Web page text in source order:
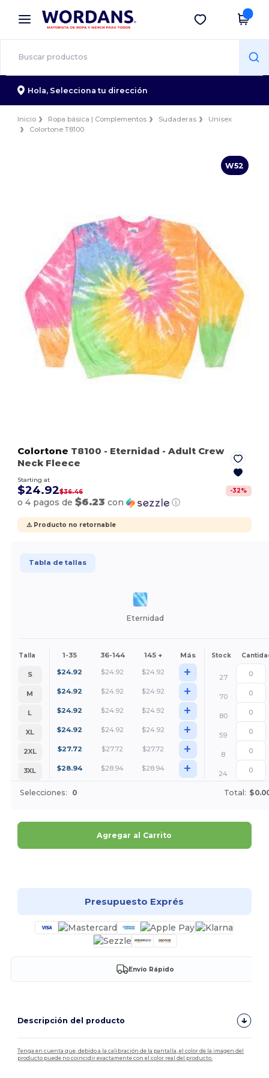
× App de Wordans
¡Mejores precios en app!
Descargar app
Hola, Selecciona tu dirección
Inicio Ropa básica | Complementos Sudaderas
Unisex
Colortone T8100
W52
Colortone T8100 - Eternidad - Adult Crew
Neck Fleece
Starting at
$24.92$36.46 -32%
o 4 pagos de$6.23 con ⓘ
⚠️ Producto no retornable
Tabla de tallas
Eternidad
Talla 1-35 36-144 145 + Más Stock
S $24.92 $24.92 $24.92 +
27
M
$24.92 $24.92 $24.92 +
70
L
$24.92 $24.92 $24.92 +
80
XL
$24.92 $24.92 $24.92 +
59
2XL
$27.72 $27.72 $27.72 +
8
3XL
$28.94 $28.94 $28.94 + 24
Selecciones: 0 Total:
Agregar al Carrito
Presupuesto Exprés
Envío Rápido
Descripción del producto
Tenga en cuenta que, debido a la calibración de la pantalla, el color de la imagen del
producto puede no coincidir exactamente con el color real del producto.